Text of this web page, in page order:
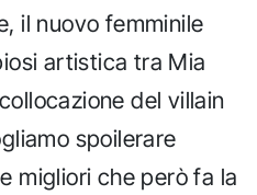
il nuovo femminile
artistica tra Mia
del villain
spoilerare
migliori che però fa la